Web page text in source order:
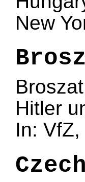
New
Hitler
In:
Czech